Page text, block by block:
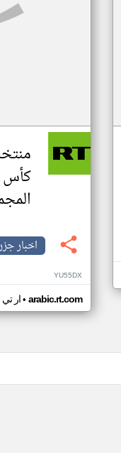
اخبار
YU55DX
ار• arabic.rt.com